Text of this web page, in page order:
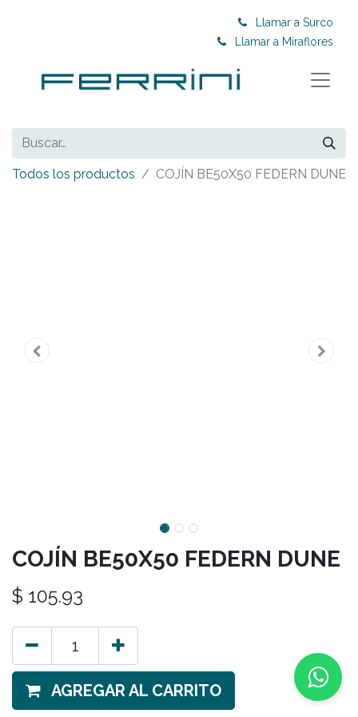
Llamar a Surco
Llamar a Miraflores
Todos los productos COJÍN BE50X50 FEDERN DUNE
COJÍN BE50X50 FEDERN DUNE
$ 105.93
AGREGAR AL CARRITO